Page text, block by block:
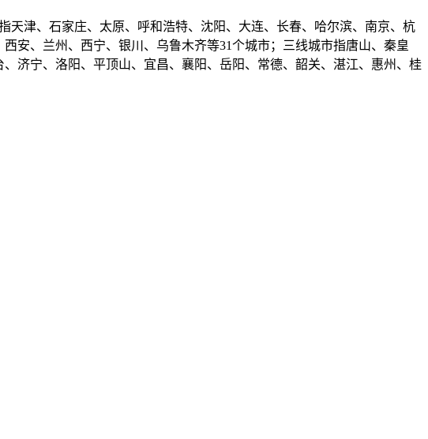
津、石家庄、太原、呼和浩特、沈阳、大连、长春、哈尔滨、南京、杭
安、兰州、西宁、银川、乌鲁木齐等31个城市；三线城市指唐山、秦皇
济宁、洛阳、平顶山、宜昌、襄阳、岳阳、常德、韶关、湛江、惠州、桂